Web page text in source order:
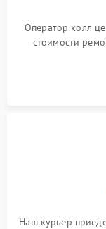
Оператор колл
стоимости
Наш курьер